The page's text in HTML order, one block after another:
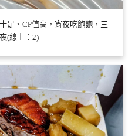
足、CP值高，宵夜吃飽飽，三
(線上：2)